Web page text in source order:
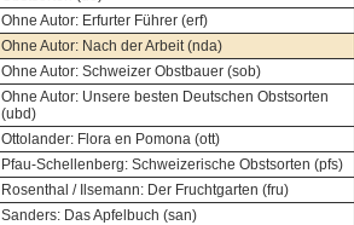
Ohne Autor: Erfurter Führer (erf)
Ohne Autor: Nach der Arbeit (nda)
Ohne Autor: Schweizer Obstbauer (sob)
Ohne Autor: Unsere besten Deutschen Obstsorten
(ubd)
Ottolander: Flora en Pomona (ott)
Pfau-Schellenberg: Schweizerische Obstsorten (pfs)
Rosenthal / Ilsemann: Der Fruchtgarten (fru)
Sanders: Das Apfelbuch (san)